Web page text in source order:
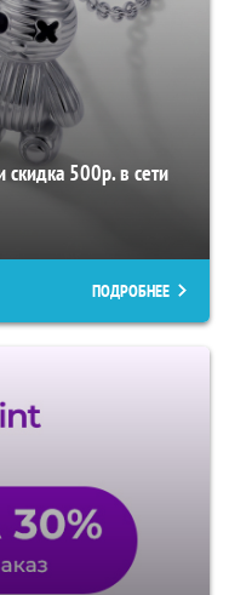
скидка 500р. в сети
ПОДРОБНЕЕ